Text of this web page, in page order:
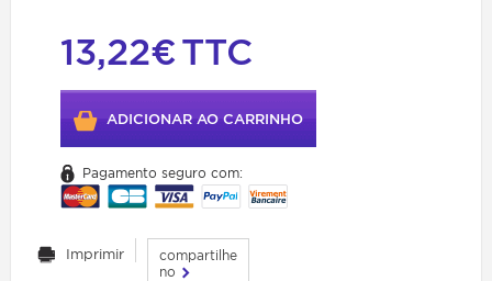
13,22€TTC
ADICIONAR AO CARRINHO
Pagamento seguro com:
Imprimir
compartilhe
no